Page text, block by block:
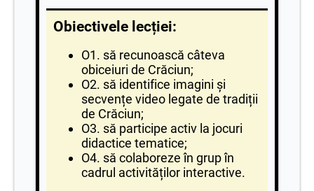
Obiectivele lecției:
O1. să recunoască câteva
obiceiuri de Crăciun;
O2. să identifice imagini și
secvențe video legate de tradiții
de Crăciun;
O3. să participe activ la jocuri
didactice tematice;
O4. să colaboreze în grup în
cadrul activităților interactive.